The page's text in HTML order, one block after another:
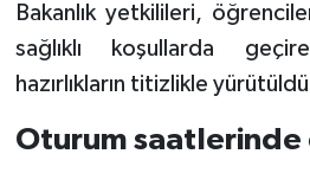
Bakanlık yetkilileri,
sağlıklı koşullarda
hazırlıkların titizlikle
Oturum